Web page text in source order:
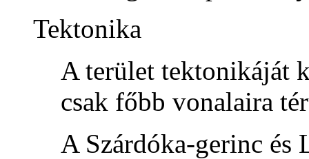
Tektonika
A terület tektonikáját
csak főbb vonalaira
A Szárdóka-gerinc